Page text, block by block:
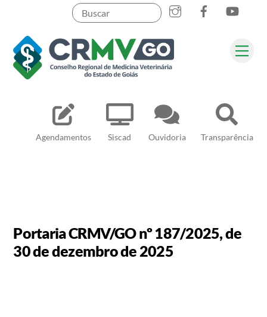
content
Agendamentos Siscad Ouvidoria Transparência
Pesquisar
Portaria CRMV/GO nº 187/2025, de
30 de dezembro de 2025